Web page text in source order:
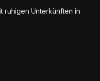
ruhigen Unterkünften in